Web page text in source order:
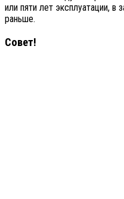
или пяти лет эксплуатации, в
раньше.
Совет!